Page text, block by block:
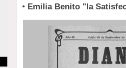
• Emilia Benito "la